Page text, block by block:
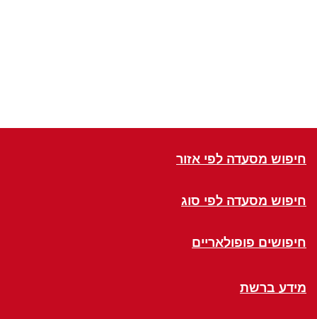
חיפוש מסעדה לפי אזור
חיפוש מסעדה לפי סוג
חיפושים פופולאריים
מידע ברשת